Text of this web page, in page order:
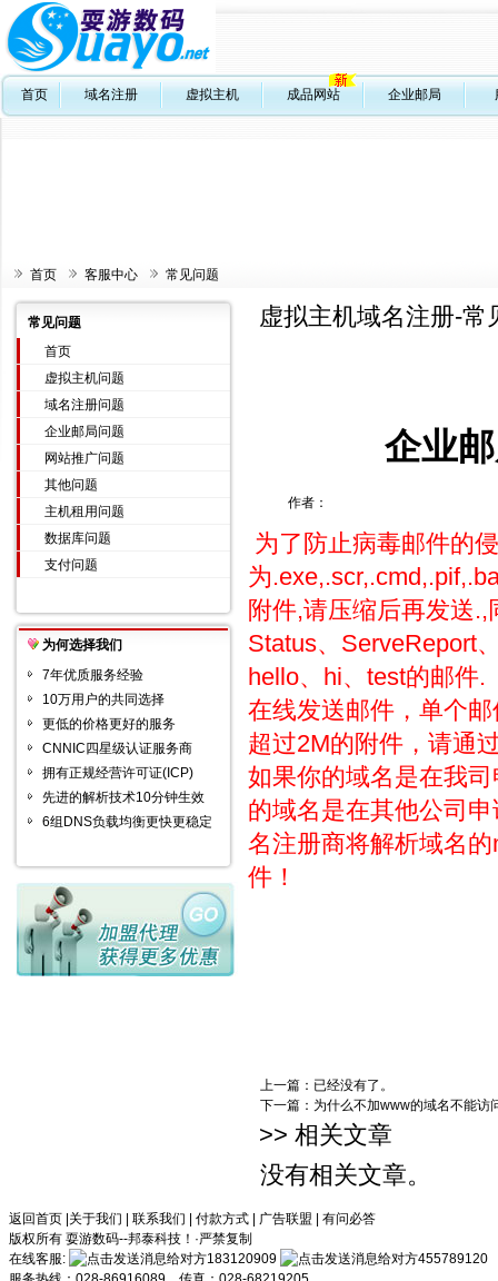
首页 域名注册 虚拟主机 成品网站 企业邮局
首页 客服中心 常见问题
常见问题
首页
虚拟主机问题
域名注册问题
企业邮局问题
网站推广问题
其他问题
主机租用问题
数据库问题
支付问题
为何选择我们
7年优质服务经验
10万用户的共同选择
更低的价格更好的服务
CNNIC四星级认证服务商
拥有正规经营许可证(ICP)
先进的解析技术10分钟生效
6组DNS负载均衡更快更稳定
虚拟主机域名注册-常
企业
作者：
为了防止病毒邮件的
为
附件,请压缩后再发送
Status、ServeReport
hello、hi、test的邮件.
在线发送邮件，单个
超过2M的附件，请通
如果你的域名是在我
的域名是在其他公司
名注册商将解析域名
件！
上一篇：已经没有了。
下一篇： 为什么不加www的域名不能访
>> 相关文章
没有相关文章。
返回首页 关于我们 联系我们 付款方式 广告联盟
有问必答
版权所有 耍游数码--邦泰科技！·严禁复制
在线客服:
183120909
455789120